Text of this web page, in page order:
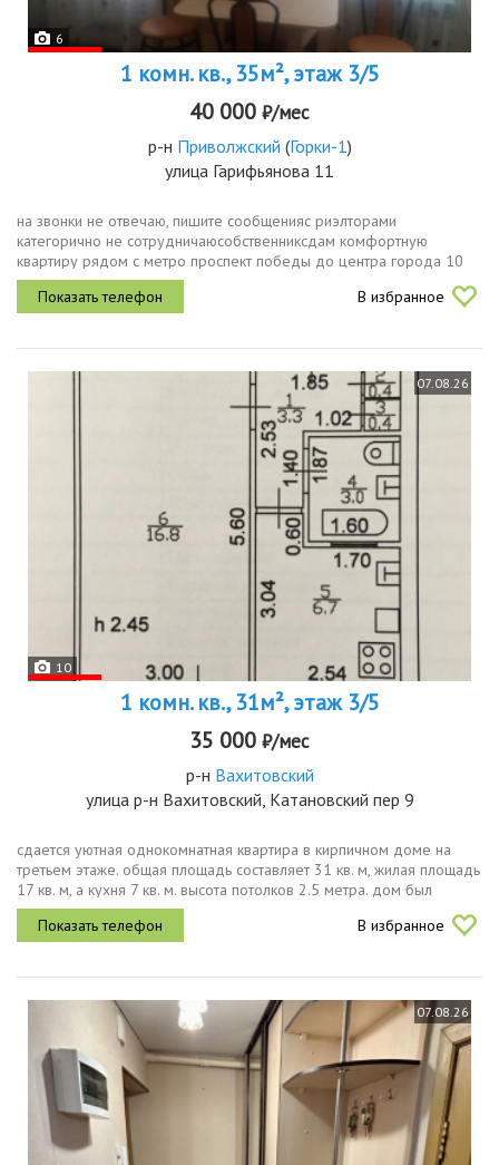
6
1 комн. кв., 35м², этаж 3/5
40 000 ₽/мес
р-н Приволжский (Горки-1)
улица Гарифьянова 11
на звонки не отвечаю, пишите сообщенияс риэлторами
категорично не сотрудничаюсобственниксдам комфортную
квартиру рядом с метро проспект победы до центра города 10
мин рядом магазины столовая
В избранное
07.08.26
10
1 комн. кв., 31м², этаж 3/5
35 000 ₽/мес
р-н Вахитовский
улица р-н Вахитовский, Катановский пер 9
сдается уютная однокомнатная квартира в кирпичном доме на
третьем этаже. общая площадь составляет 31 кв. м, жилая площадь
17 кв. м, а кухня 7 кв. м. высота потолков 2.5 метра. дом был
построен в 1968 году, всего в нем 5 этажей. до метро площадь...
В избранное
07.08.26